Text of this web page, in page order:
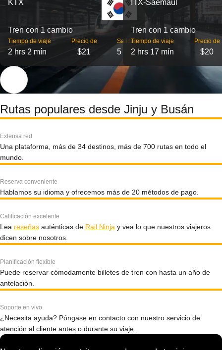
KTX
Tren con 1 cambio
Tiempo de viaje
2 hrs 2 mín
Precio de
$21
Salidas
5
ITX-Saemaul
Tren con 1 cambio
Tiempo de viaje
2 hrs 17 mín
Precio de
$20
Rutas populares desde Jinju y Busán
Extensa red
Una plataforma, más de 34 destinos, más de 700 rutas en todo el
mundo.
Reserva conveniente
Hablamos su idioma y ofrecemos más de 20 métodos de pago.
Calificación excelente
Lea reseñas auténticas de Rail Ninja y vea lo que nuestros viajeros
dicen sobre nosotros.
Planificación flexible
Puede reservar cómodamente billetes de tren con hasta un año de
antelación.
Soporte en vivo
¿Necesita ayuda? Póngase en contacto con nuestro servicio de
atención al cliente antes o durante su viaje.